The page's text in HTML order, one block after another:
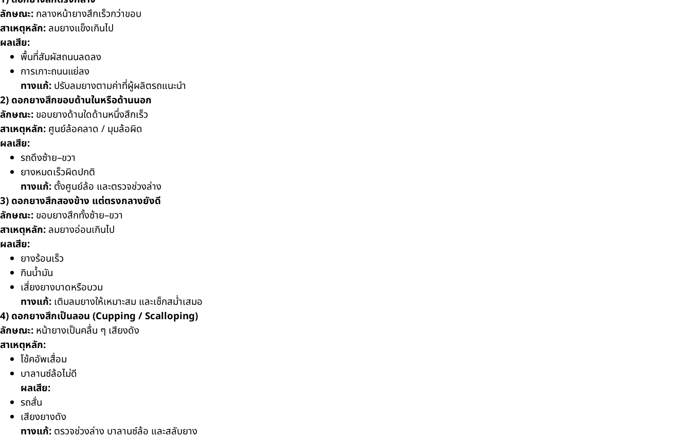
ลักษณะ: กลางหน้ายางสึกเร็วกว่าขอบ
สาเหตุหลัก: ลมยางแข็งเกินไป
ผลเสีย:
พื้นที่สัมผัสถนนลดลง
การเกาะถนนแย่ลง
ทางแก้: ปรับลมยางตามค่าที่ผู้ผลิตรถแนะนำ
2) ดอกยางสึกขอบด้านในหรือด้านนอก
ลักษณะ: ขอบยางด้านใดด้านหนึ่งสึกเร็ว
สาเหตุหลัก: ศูนย์ล้อคลาด / มุมล้อผิด
ผลเสีย:
รถดึงซ้าย–ขวา
ยางหมดเร็วผิดปกติ
ทางแก้: ตั้งศูนย์ล้อ และตรวจช่วงล่าง
3) ดอกยางสึกสองข้าง แต่ตรงกลางยังดี
ลักษณะ: ขอบยางสึกทั้งซ้าย–ขวา
สาเหตุหลัก: ลมยางอ่อนเกินไป
ผลเสีย:
ยางร้อนเร็ว
กินน้ำมัน
เสี่ยงยางบาดหรือบวม
ทางแก้: เติมลมยางให้เหมาะสม และเช็กสม่ำเสมอ
4) ดอกยางสึกเป็นลอน (Cupping / Scalloping)
ลักษณะ: หน้ายางเป็นคลื่น ๆ เสียงดัง
สาเหตุหลัก:
โช้คอัพเสื่อม
บาลานซ์ล้อไม่ดี
ผลเสีย:
รถสั่น
เสียงยางดัง
ทางแก้: ตรวจช่วงล่าง บาลานซ์ล้อ และสลับยาง